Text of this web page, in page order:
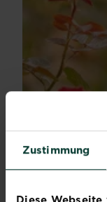
Zustimmung